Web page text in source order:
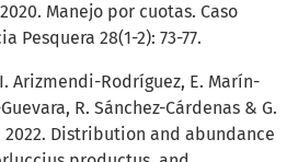
Manejo por cuotas. Caso
Pesquera 28(1-2): 73-77.
Arizmendi-Rodríguez, E. Marín-
R. Sánchez-Cárdenas & G.
2022. Distribution and abundance